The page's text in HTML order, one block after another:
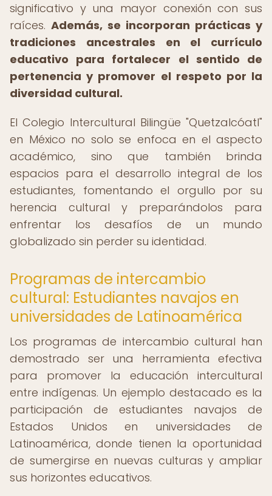
significativo y una mayor conexión con sus
raíces. Además, se incorporan prácticas y
tradiciones ancestrales en el currículo
educativo para fortalecer el sentido de
pertenencia y promover el respeto por la
diversidad cultural.
El Colegio Intercultural Bilingüe "Quetzalcóatl"
en México no solo se enfoca en el aspecto
académico, sino que también brinda
espacios para el desarrollo integral de los
estudiantes, fomentando el orgullo por su
herencia cultural y preparándolos para
enfrentar los desafíos de un mundo
globalizado sin perder su identidad.
Programas de intercambio
cultural: Estudiantes navajos en
universidades de Latinoamérica
Los programas de intercambio cultural han
demostrado ser una herramienta efectiva
para promover la educación intercultural
entre indígenas. Un ejemplo destacado es la
participación de estudiantes navajos de
Estados Unidos en universidades de
Latinoamérica, donde tienen la oportunidad
de sumergirse en nuevas culturas y ampliar
sus horizontes educativos.